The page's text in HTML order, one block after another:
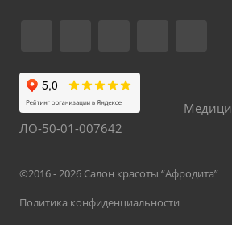
ЛО-50-01-007642
©2016 - 2026 Салон красоты “Афродита”
Политика конфиденциальности